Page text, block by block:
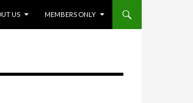
US
MEMBERS ONLY